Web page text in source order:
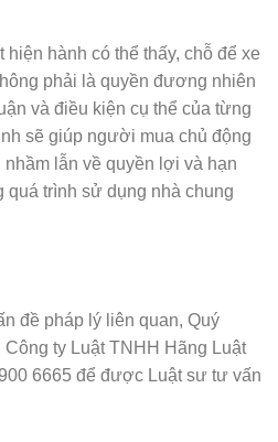
hành có thể thấy, chỗ để xe
phải là quyền đương nhiên
và điều kiện cụ thể của từng
sẽ giúp người mua chủ động
lẫn về quyền lợi và hạn
quá trình sử dụng nhà chung
đề pháp lý liên quan, Quý
ty Luật TNHH Hãng Luật
6665 để được Luật sư tư vấn